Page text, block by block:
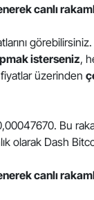
canlı
görebilirsiniz.
isterseniz,
üzerinden
Bu
olarak Dash
canlı